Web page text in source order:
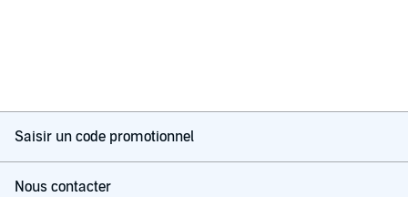
Saisir un code promotionnel
Nous contacter